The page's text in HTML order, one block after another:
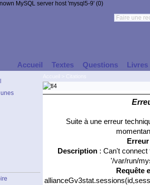
MySQL server host 'mysql5-9' (0)
Accueil Textes Questions Livres
Suite à une erreur
Description: Can't connect
'/var/run/
Requête